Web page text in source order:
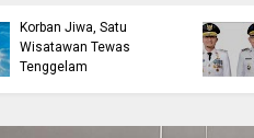
Korban Jiwa, Satu
Wisatawan Tewas
Tenggelam